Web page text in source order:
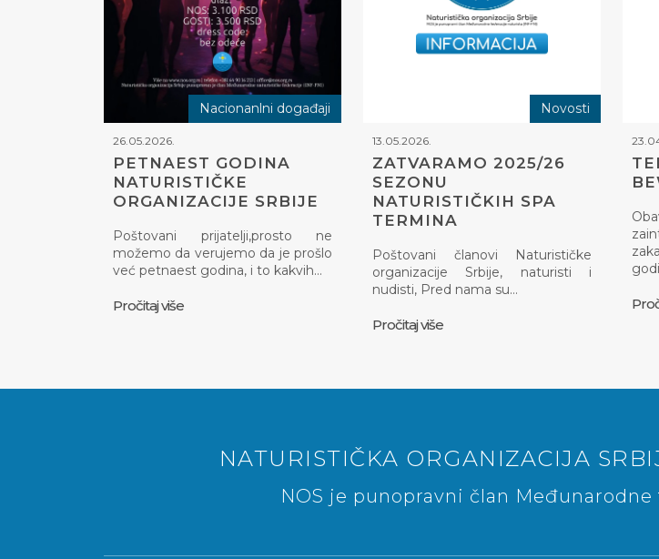
Nacionanlni događaji
26.05.2026.
PETNAEST GODINA
NATURISTIČKE
ORGANIZACIJE SRBIJE
Poštovani prijatelji,prosto ne
možemo da verujemo da je prošlo
već petnaest godina, i to kakvih…
Pročitaj više
Novosti
13.05.2026.
ZATVARAMO 2025/26
SEZONU
NATURISTIČKIH SPA
TERMINA
Poštovani članovi Naturističke
organizacije Srbije, naturisti i
nudisti, Pred nama su…
Pročitaj više
NATURISTIČKA ORGANIZACIJA
NOS je punopravni član